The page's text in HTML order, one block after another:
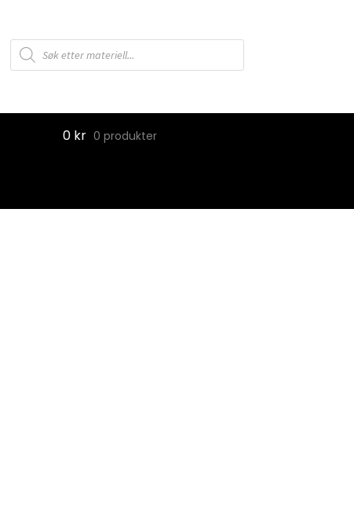
Products
search
0 kr 0 produkter